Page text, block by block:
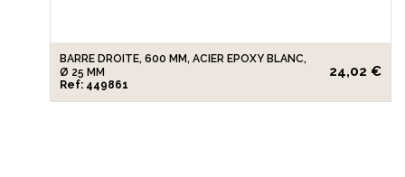
BARRE DROITE, 600 MM, ACIER EPOXY BLANC,
Ø 25 MM
Ref: 449861
24,02 €